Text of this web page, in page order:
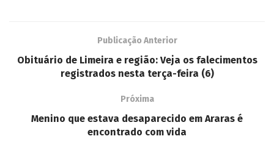
Publicação Anterior
Obituário de Limeira e região: Veja os falecimentos
registrados nesta terça-feira (6)
Próxima
Menino que estava desaparecido em Araras é
encontrado com vida